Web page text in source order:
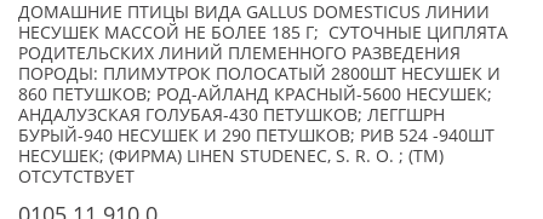
ДОМАШНИЕ ПТИЦЫ ВИДА GALLUS DOMESTICUS ЛИНИИ
НЕСУШЕК МАССОЙ НЕ БОЛЕЕ 185 Г; СУТОЧНЫЕ ЦИПЛЯТА
РОДИТЕЛЬСКИХ ЛИНИЙ ПЛЕМЕННОГО РАЗВЕДЕНИЯ
ПОРОДЫ: ПЛИМУТРОК ПОЛОСАТЫЙ 2800ШТ НЕСУШЕК И
860 ПЕТУШКОВ; РОД-АЙЛАНД КРАСНЫЙ-5600 НЕСУШЕК;
АНДАЛУЗСКАЯ ГОЛУБАЯ-430 ПЕТУШКОВ; ЛЕГГШРН
БУРЫЙ-940 НЕСУШЕК И 290 ПЕТУШКОВ; РИВ 524 -940ШТ
НЕСУШЕК; (ФИРМА) LIHEN STUDENEC, S. R. O. ; (TM)
ОТСУТСТВУЕТ